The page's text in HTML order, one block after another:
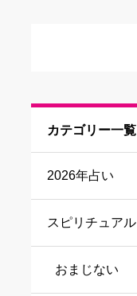
カテゴリー一覧
2026年占い
スピリチュアル
おまじない